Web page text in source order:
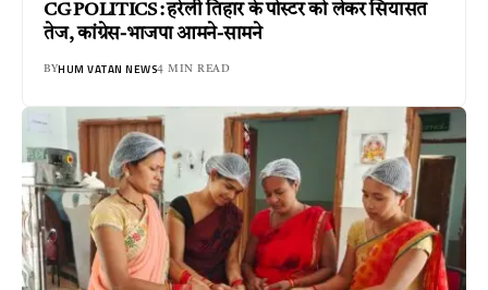
CG POLITICS : हरेली तिहार के पोस्टर को लेकर सियासत
तेज, कांग्रेस-भाजपा आमने-सामने
BYHUM VATAN NEWS4 MIN READ